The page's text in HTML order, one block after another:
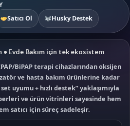
Satıcı Ol Husky Destek
• Evde Bakım için tek ekosistem
BiPAP terapi cihazlarından oksijen
ve hasta bakım ürünlerine kadar
uyumu + hızlı destek” yaklaşımıyla
ve ürün vitrinleri sayesinde hem
satıcı için süreç sadeleşir.